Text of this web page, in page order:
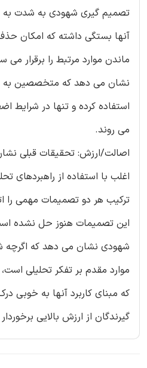
تصمیم گیری شهودی به شدت به
آنها بستگی داشته که امکان
ماندن موارد مرتبط را برقرار می
نشان می دهد که متخصصین به
استفاده کرده و تنها در شرایط
می روند.
اصالت/ارزش: تحقیقات قبلی
اغلب با استفاده از راهبردهای
ترکیب هر دو تصمیمات مهمی را
این تصمیمات هنوز حل نشده
شهودی نشان می دهد که اگرچه
موارد مقدم بر تفکر تحلیلی
که مبنای کاربرد آنها به خوبی
گیرندگان از ارزش بالایی